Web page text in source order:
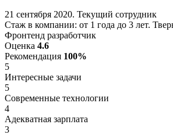
21 сентября 2020. Текущий сотрудник
Стаж в компании: от 1 года до 3 лет.
Фронтенд разработчик
Оценка 4.6
Рекомендация 100%
5
Интересные задачи
5
Современные технологии
4
Адекватная зарплата
3